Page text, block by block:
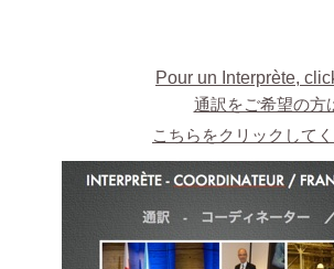
Pour un Interprète,
通訳をご希望の方
こちらをクリックして